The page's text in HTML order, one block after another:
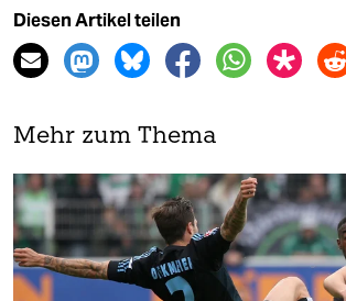
Diesen Artikel teilen
Mehr zum Thema